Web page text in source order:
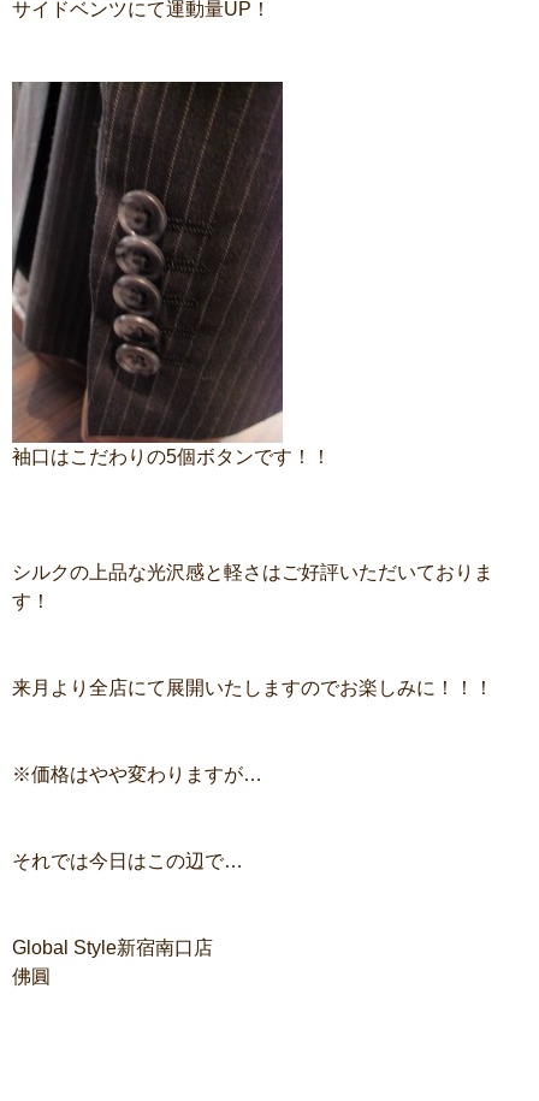
サイドベンツにて運動量UP！
袖口はこだわりの5個ボタンです！！
シルクの上品な光沢感と軽さはご好評いただいておりま
す！
来月より全店にて展開いたしますのでお楽しみに！！！
※価格はやや変わりますが…
それでは今日はこの辺で…
Global Style新宿南口店
佛圓